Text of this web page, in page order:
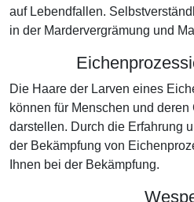
auf Lebendfallen.
in der Mardervergrämung und
Die Haare der Larven eines
können für Menschen und
darstellen. Durch die Erfahrung
der Bekämpfung von
Ihnen bei der Bekämpfung.